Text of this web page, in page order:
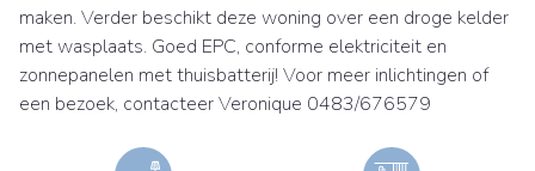
maken. Verder beschikt deze woning over een droge kelder
met wasplaats. Goed EPC, conforme elektriciteit en
zonnepanelen met thuisbatterij! Voor meer inlichtingen of
een bezoek, contacteer Veronique 0483/676579